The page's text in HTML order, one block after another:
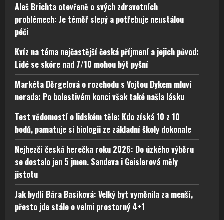
Aleš Brichta otevřeně o svých zdravotních
problémech: Je téměř slepý a potřebuje neustálou
péči
Kvíz na téma nejčastější česká příjmení a jejich původ:
Lidé se skóre nad 7/10 mohou být pyšní
Markéta Děrgelová o rozchodu s Vojtou Dykem mluví
nerada: Po bolestivém konci však také našla lásku
Test vědomostí o lidském těle: Kdo získá 10 z 10
bodů, pamatuje si biologii ze základní školy dokonale
Nejhezčí česká herečka roku 2026: Do úzkého výběru
se dostalo jen 5 jmen. Sandeva i Geislerová měly
jistotu
Jak bydlí Bára Basiková: Velký byt vyměnila za menší,
přesto jde stále o velmi prostorný 4+1